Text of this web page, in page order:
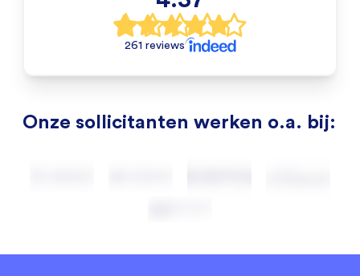
261 reviews
Onze sollicitanten werken o.a. bij: